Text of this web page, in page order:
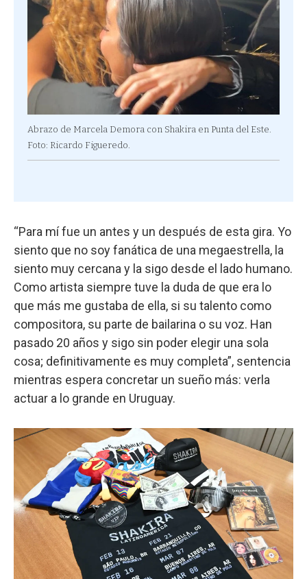
Abrazo de Marcela Demora con Shakira en Punta del Este.
Foto: Ricardo Figueredo.
“Para mí fue un antes y un después de esta gira. Yo
siento que no soy fanática de una megaestrella, la
siento muy cercana y la sigo desde el lado humano.
Como artista siempre tuve la duda de que era lo
que más me gustaba de ella, si su talento como
compositora, su parte de bailarina o su voz. Han
pasado 20 años y sigo sin poder elegir una sola
cosa; definitivamente es muy completa”, sentencia
mientras espera concretar un sueño más: verla
actuar a lo grande en Uruguay.